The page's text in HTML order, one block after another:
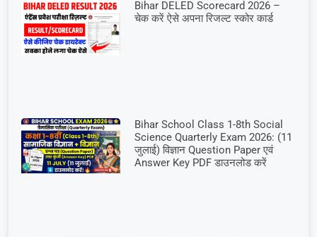
Bihar DELED Scorecard 2026 –
चेक करें ऐसे अपना रिजल्ट स्कोर कार्ड
Bihar School Class 1-8th Social
Science Quarterly Exam 2026: (11
जुलाई) विज्ञान Question Paper एवं
Answer Key PDF डाउनलोड करें